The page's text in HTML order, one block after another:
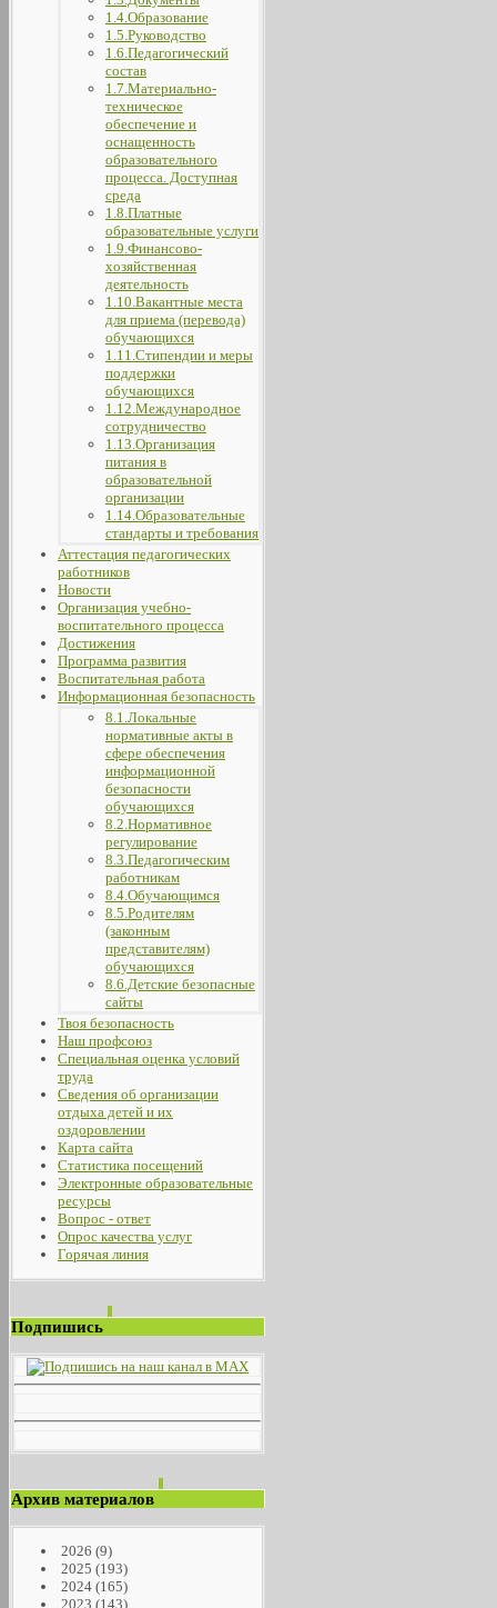
1.4.Образование
1.5.Руководство
1.6.Педагогический
состав
1.7.Материально-
техническое
обеспечение и
оснащенность
образовательного
процесса. Доступная
среда
1.8.Платные
образовательные услуги
1.9.Финансово-
хозяйственная
деятельность
1.10.Вакантные места
для приема (перевода)
обучающихся
1.11.Стипендии и меры
поддержки
обучающихся
1.12.Международное
сотрудничество
1.13.Организация
питания в
образовательной
организации
1.14.Образовательные
стандарты и требования
Аттестация педагогических
работников
Новости
Организация учебно-
воспитательного процесса
Достижения
Программа развития
Воспитательная работа
Информационная безопасность
8.1.Локальные
нормативные акты в
сфере обеспечения
информационной
безопасности
обучающихся
8.2.Нормативное
регулирование
8.3.Педагогическим
работникам
8.4.Обучающимся
8.5.Родителям
(законным
представителям)
обучающихся
8.6.Детские безопасные
сайты
Твоя безопасность
Наш профсоюз
Специальная оценка условий
труда
Сведения об организации
отдыха детей и их
оздоровлении
Карта сайта
Статистика посещений
Электронные образовательные
ресурсы
Вопрос - ответ
Опрос качества услуг
Горячая линия
Подпишись
Архив материалов
2026 (9)
2025 (193)
2024 (165)
2023 (143)